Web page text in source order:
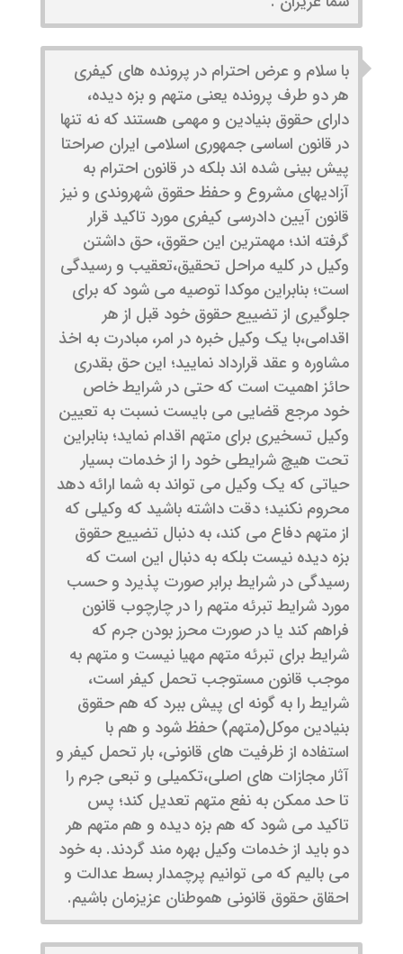
با سلام و عرض احترام در پرونده های کیفری
هر دو طرف پرونده یعنی متهم و بزه دیده،
دارای حقوق بنیادین و مهمی هستند که نه تنها
در قانون اساسی جمهوری اسلامی ایران صراحتا
پیش بینی شده اند بلکه در قانون احترام به
آزادیهای مشروع و حفظ حقوق شهروندی و نیز
قانون آیین دادرسی کیفری مورد تاکید قرار
گرفته اند؛ مهمترین این حقوق، حق داشتن
وکیل در کلیه مراحل تحقیق،تعقیب و رسیدگی
است؛ بنابراین موکدا توصیه می شود که برای
جلوگیری از تضییع حقوق خود قبل از هر
اقدامی،با یک وکیل خبره در امر، مبادرت به اخذ
مشاوره و عقد قرارداد نمایید؛ این حق بقدری
حائز اهمیت است که حتی در شرایط خاص
خود مرجع قضایی می بایست نسبت به تعیین
وکیل تسخیری برای متهم اقدام نماید؛ بنابراین
تحت هیچ شرایطی خود را از خدمات بسیار
حیاتی که یک وکیل می تواند به شما ارائه دهد
محروم نکنید؛ دقت داشته باشید که وکیلی که
از متهم دفاع می کند، به دنبال تضییع حقوق
بزه دیده نیست بلکه به دنبال این است که
رسیدگی در شرایط برابر صورت پذیرد و حسب
مورد شرایط تبرئه متهم را در چارچوب قانون
فراهم کند یا در صورت محرز بودن جرم که
شرایط برای تبرئه متهم مهیا نیست و متهم به
موجب قانون مستوجب تحمل کیفر است،
شرایط را به گونه ای پیش ببرد که هم حقوق
بنیادین موکل(متهم) حفظ شود و هم با
استفاده از ظرفیت های قانونی، بار تحمل کیفر و
آثار مجازات های اصلی،تکمیلی و تبعی جرم را
تا حد ممکن به نفع متهم تعدیل کند؛ پس
تاکید می شود که هم بزه دیده و هم متهم هر
دو باید از خدمات وکیل بهره مند گردند. به خود
می بالیم که می توانیم پرچمدار بسط عدالت و
احقاق حقوق قانونی هموطنان عزیزمان باشیم.